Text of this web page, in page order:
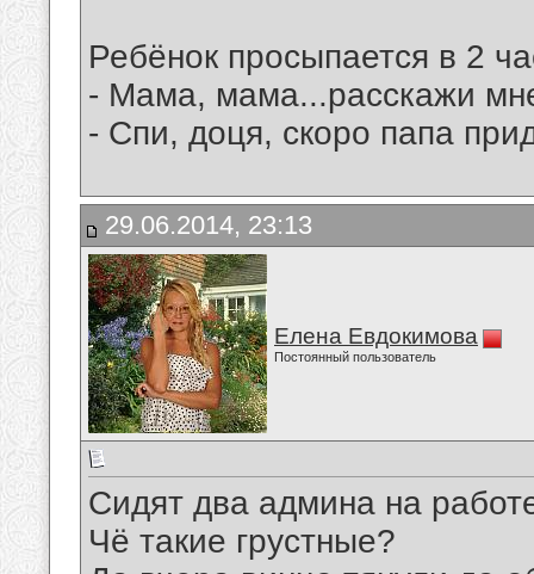
Ребёнок просыпается в 2
- Мама, мама...расскажи
- Спи, доця, скоро папа
29.06.2014, 23:13
Елена Евдокимова
Постоянный пользователь
Сидят два админа на
Чё такие грустные?